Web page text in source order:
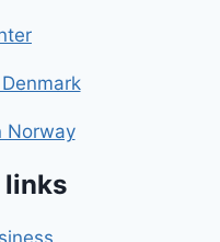
Norway
links